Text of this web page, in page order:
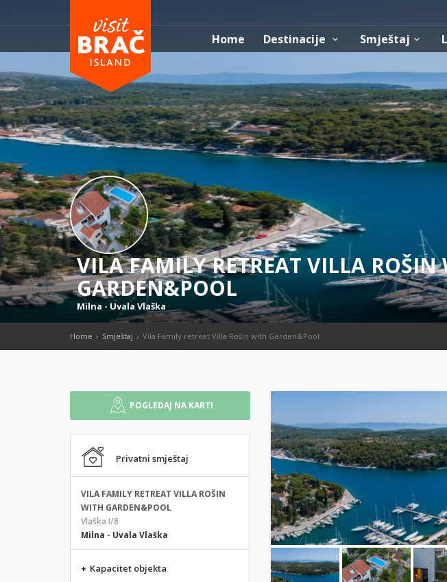
Home Destinacije Smještaj
VILA FAMILY RETREAT VILLA ROŠIN
GARDEN&POOL
Milna - Uvala Vlaška
Home Smještaj Vila Family retreat Villa Rošin with Garden&Pool
POGLEDAJ NA KARTI
Privatni smještaj
VILA FAMILY RETREAT VILLA ROŠIN
WITH GARDEN&POOL
Vlaška I/8
Milna - Uvala Vlaška
+ Kapacitet objekta